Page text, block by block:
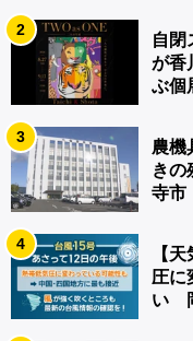
2
自閉
が香
ぶ個
3
農機
き
寺市
4
【
圧に
い